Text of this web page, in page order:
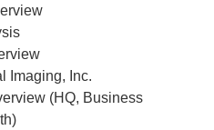
Inc.
(HQ, Business